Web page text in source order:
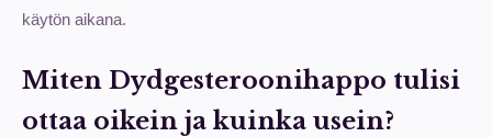
käytön aikana.
Miten Dydgesteroonihappo tulisi
ottaa oikein ja kuinka usein?